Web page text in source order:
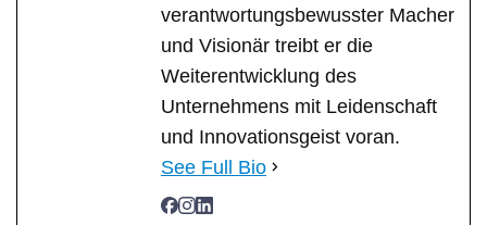
verantwortungsbewusster Macher
und Visionär treibt er die
Weiterentwicklung des
Unternehmens mit Leidenschaft
und Innovationsgeist voran.
See Full Bio